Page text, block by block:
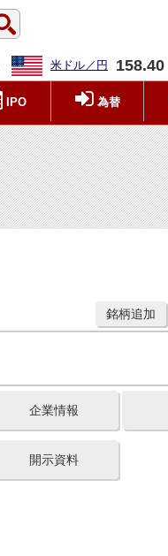
米ドル／円 158.40
IPO 為替
銘柄追加
企業情報
開示資料